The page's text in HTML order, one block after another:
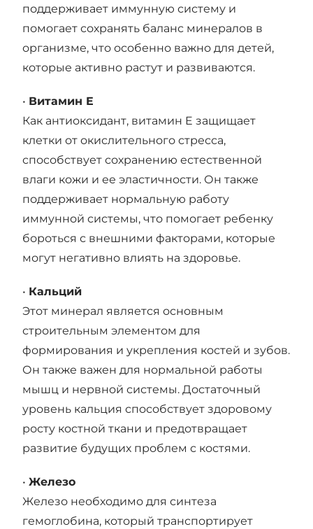
поддерживает иммунную систему и
помогает сохранять баланс минералов в
организме, что особенно важно для детей,
которые активно растут и развиваются.
• Витамин E
Как антиоксидант, витамин E защищает
клетки от окислительного стресса,
способствует сохранению естественной
влаги кожи и ее эластичности. Он также
поддерживает нормальную работу
иммунной системы, что помогает ребенку
бороться с внешними факторами, которые
могут негативно влиять на здоровье.
• Кальций
Этот минерал является основным
строительным элементом для
формирования и укрепления костей и зубов.
Он также важен для нормальной работы
мышц и нервной системы. Достаточный
уровень кальция способствует здоровому
росту костной ткани и предотвращает
развитие будущих проблем с костями.
•Железо
Железо необходимо для синтеза
гемоглобина, который транспортирует